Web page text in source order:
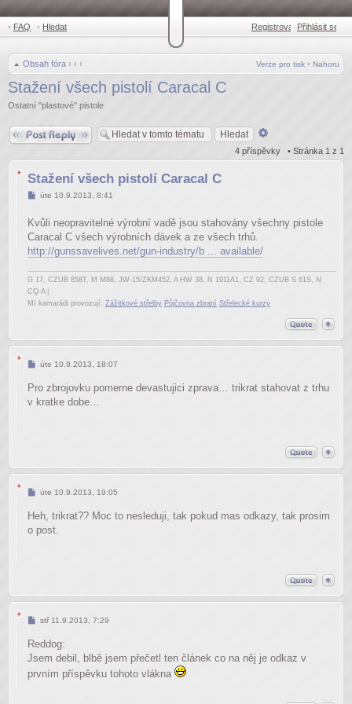
• FAQ • Hledat Registrovat •Přihlásit se
Obsah fóra ‹ ‹ ‹ Nahoru
Verze pro tisk •
Stažení všech pistolí Caracal C
Ostatní "plastové" pistole
Odpovědět
4 příspěvky • Stránka 1 z 1
Stažení všech pistolí Caracal C
Příspěvek
úte 10.9.2013, 8:41
Kvůli neopravitelné výrobní vadě jsou stahovány všechny pistole
Caracal C všech výrobních dávek a ze všech trhů.
http://gunssavelives.net/gun-industry/b ... available/
G 17, CZUB 858T, M M88, JW-15/ZKM452, A HW 38, N 1911A1, CZ 92, CZUB S 61S, N
CQ-A |
Mí kamarádi provozují: Zážitkové střelby Půjčovna zbraní Střelecké kurzy
Příspěvek
úte 10.9.2013, 18:07
Pro zbrojovku pomerne devastujici zprava… trikrat stahovat z trhu
v kratke dobe…
Příspěvek
úte 10.9.2013, 19:05
Heh, trikrat?? Moc to nesleduji, tak pokud mas odkazy, tak prosim
o post.
Příspěvek
stř 11.9.2013, 7:29
Reddog:
Jsem debil, blbě jsem přečetl ten článek co na něj je odkaz v
prvním příspěvku tohoto vlákna